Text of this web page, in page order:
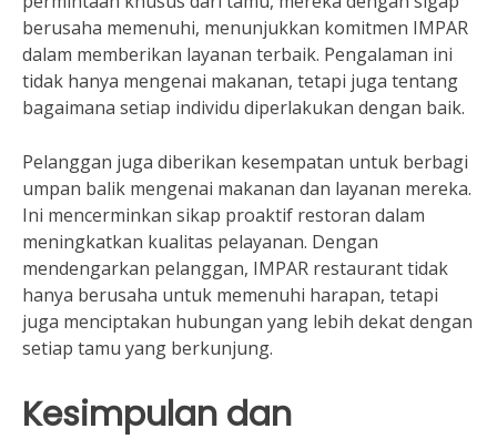
berusaha memenuhi, menunjukkan komitmen IMPAR
dalam memberikan layanan terbaik. Pengalaman ini
tidak hanya mengenai makanan, tetapi juga tentang
bagaimana setiap individu diperlakukan dengan baik.
Pelanggan juga diberikan kesempatan untuk berbagi
umpan balik mengenai makanan dan layanan mereka.
Ini mencerminkan sikap proaktif restoran dalam
meningkatkan kualitas pelayanan. Dengan
mendengarkan pelanggan, IMPAR restaurant tidak
hanya berusaha untuk memenuhi harapan, tetapi
juga menciptakan hubungan yang lebih dekat dengan
setiap tamu yang berkunjung.
Kesimpulan dan